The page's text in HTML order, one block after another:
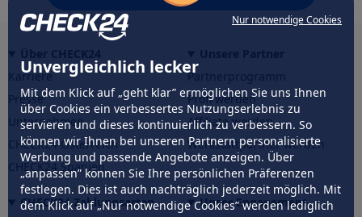
Nur notwendige Cookies
Unvergleichlich lecker
Mit dem Klick auf „geht klar” ermöglichen Sie uns Ihnen
über Cookies ein verbessertes Nutzungserlebnis zu
servieren und dieses kontinuierlich zu verbessern. So
können wir Ihnen bei unseren Partnern personalisierte
Werbung und passende Angebote anzeigen. Über
„anpassen” können Sie Ihre persönlichen Präferenzen
festlegen. Dies ist auch nachträglich jederzeit möglich. Mit
dem Klick auf „Nur notwendige Cookies” werden lediglich
Karriere
Presse
Unternehmen
CHECK24 Österreich
CHECK24 Spanien
Partnerprogramm
Profi werden
Affiliate werden
Werkstattpartner werden
CHECK24 Zahlungsarten
Unser Engagement